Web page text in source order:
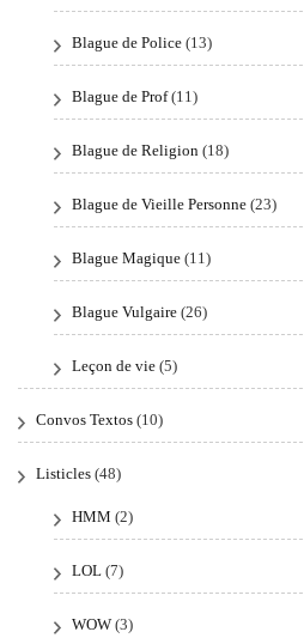
Blague de Police (13)
Blague de Prof(11)
Blague de Religion (18)
Blague de Vieille Personne (23)
Blague Magique (11)
Blague Vulgaire (26)
Leçon de vie (5)
Convos Textos (10)
Listicles (48)
HMM (2)
LOL (7)
WOW (3)